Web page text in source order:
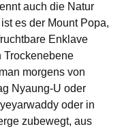
auch die Natur
es der Mount Popa,
Enklave
Trockenebene
morgens von
Nyaung-U oder
oder in
zubewegt, aus